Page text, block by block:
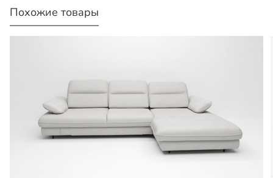
Похожие товары